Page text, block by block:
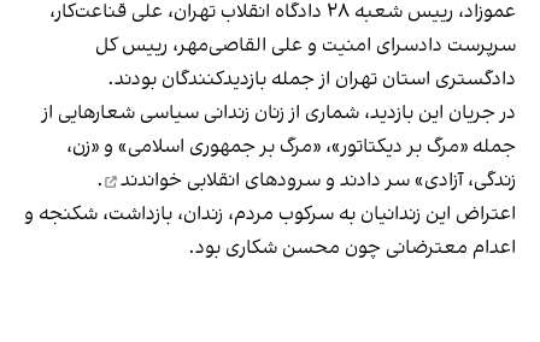
عموزاد، رییس شعبه ۲۸ دادگاه انقلاب تهران، علی قناعت‌کار،
سرپرست دادسرای امنیت و علی القاصی‌مهر، رییس کل
دادگستری استان تهران از جمله بازدیدکنندگان بودند.
در جریان این بازدید، شماری از زنان زندانی سیاسی شعارهایی از
جمله «مرگ بر دیکتاتور»، «مرگ بر جمهوری اسلامی» و «زن،
زندگی، آزادی» سر دادند وسرودهای انقلابی خواندند
.
اعتراض این زندانیان به سرکوب مردم، زندان، بازداشت، شکنجه و
اعدام معترضانی چون محسن شکاری بود.